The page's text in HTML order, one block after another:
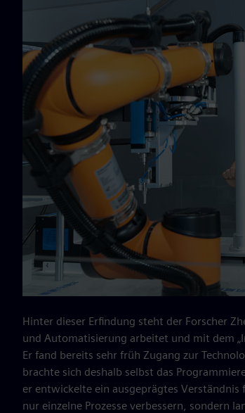
Hinter dieser Erfindung steht der Forscher
und Automatisierung arbeitet und mit dem
Er fand bereits sehr früh Zugang zur
brachte sich deshalb selbst das
er entwickelte ein ausgeprägtes
nur einzelne Prozesse verbessern, sondern